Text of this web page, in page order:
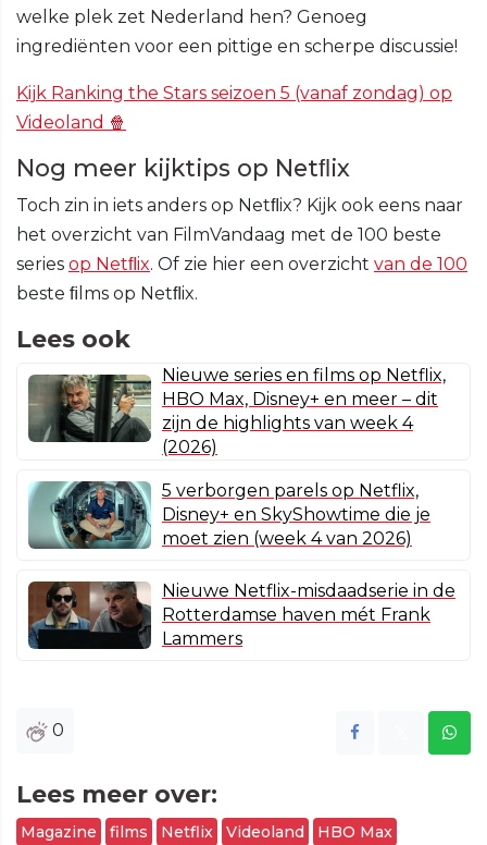
welke plek zet Nederland hen? Genoeg
ingrediënten voor een pittige en scherpe discussie!
Kijk Ranking the Stars seizoen 5 (vanaf zondag) op
Videoland 🍿
Nog meer kijktips op Netﬂix
Toch zin in iets anders op Netﬂix? Kijk ook eens naar
het overzicht van FilmVandaag met de 100 beste
series op Netﬂix. Of zie hier een overzicht van de 100
beste ﬁlms op Netﬂix.
Lees ook
Nieuwe series en films op Netflix,
HBO Max, Disney+ en meer – dit
zijn de highlights van week 4
(2026)
5 verborgen parels op Netflix,
Disney+ en SkyShowtime die je
moet zien (week 4 van 2026)
Nieuwe Netflix-misdaadserie in de
Rotterdamse haven mét Frank
Lammers
0
Lees meer over:
Magazine films Netflix Videoland HBO Max